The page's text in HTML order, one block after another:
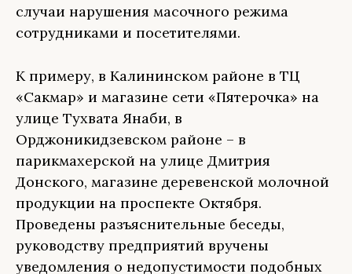
случаи нарушения масочного режима
сотрудниками и посетителями.
К примеру, в Калининском районе в ТЦ
«Сакмар» и магазине сети «Пятерочка» на
улице Тухвата Янаби, в
Орджоникидзевском районе – в
парикмахерской на улице Дмитрия
Донского, магазине деревенской молочной
продукции на проспекте Октября.
Проведены разъяснительные беседы,
руководству предприятий вручены
уведомления о недопустимости подобных